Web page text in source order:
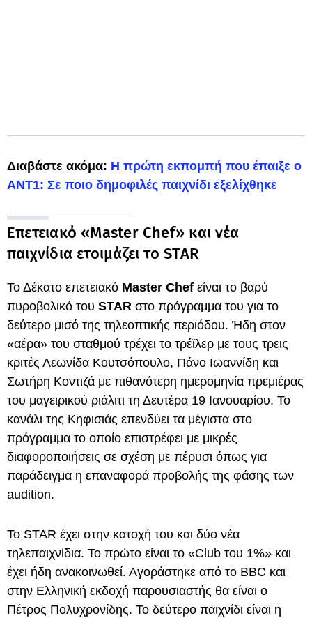
Διαβάστε ακόμα: Η πρώτη εκπομπή που έπαιξε ο
ΑΝΤ1: Σε ποιο δημοφιλές παιχνίδι εξελίχθηκε
Επετειακό «Master Chef» και νέα
παιχνίδια ετοιμάζει το STAR
Το Δέκατο επετειακό Master Chef είναι το βαρύ
πυροβολικό του STAR στο πρόγραμμα του για το
δεύτερο μισό της τηλεοπτικής περιόδου. Ήδη στον
«αέρα» του σταθμού τρέχει το τρέϊλερ με τους τρεις
κριτές Λεωνίδα Κουτσόπουλο, Πάνο Ιωαννίδη και
Σωτήρη Κοντιζά με πιθανότερη ημερομηνία πρεμιέρας
του μαγειρικού ριάλιτι τη Δευτέρα 19 Ιανουαρίου. Το
κανάλι της Κηφισιάς επενδύει τα μέγιστα στο
πρόγραμμα το οποίο επιστρέφει με μικρές
διαφοροποιήσεις σε σχέση με πέρυσι όπως για
παράδειγμα η επαναφορά προβολής της φάσης των
audition.
To STAR έχει στην κατοχή του και δύο νέα
τηλεπαιχνίδια. Το πρώτο είναι το «Club του 1%» και
έχει ήδη ανακοινωθεί. Αγοράστηκε από το BBC και
στην Ελληνική εκδοχή παρουσιαστής θα είναι ο
Πέτρος Πολυχρονίδης. Το δεύτερο παιχνίδι είναι η